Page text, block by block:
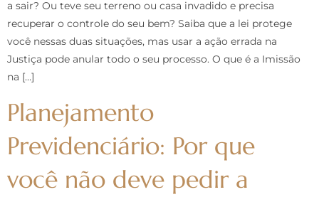
a sair? Ou teve seu terreno ou casa invadido e precisa
recuperar o controle do seu bem? Saiba que a lei protege
você nessas duas situações, mas usar a ação errada na
Justiça pode anular todo o seu processo. O que é a Imissão
na […]
Planejamento
Previdenciário: Por que
você não deve pedir a